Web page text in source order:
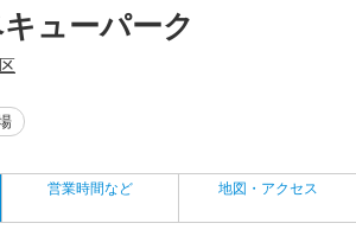
ューパーク
営業時間など 地図・アクセス